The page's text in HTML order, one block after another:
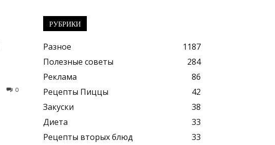
0
РУБРИКИ
Разное
1187
Полезные советы
284
Реклама
86
Рецепты Пиццы
42
Закуски
38
Диета
33
Рецепты вторых блюд
33